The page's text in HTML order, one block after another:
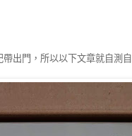
出門，所以以下文章就自測